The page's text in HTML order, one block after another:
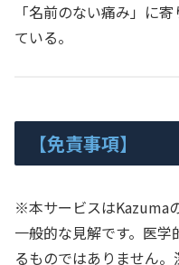
「名前のない痛み」に
ている。
【免責事項】
※本サービスはKazuma
一般的な見解です。医
るものではありません